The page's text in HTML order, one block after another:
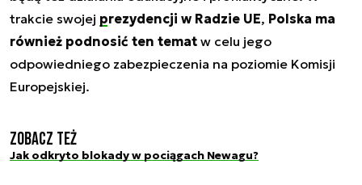
trakcie swojej prezydencji w Radzie UE, Polska ma
również podnosić ten temat w celu jego
odpowiedniego zabezpieczenia na poziomie Komisji
Europejskiej.
Zobacz też
Jak odkryto blokady w pociągach Newagu?